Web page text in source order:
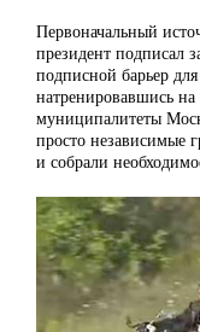
Первоначальный
президент подписал
подписной барьер
натренировавшись
муниципалитеты
просто независимые
и собрали